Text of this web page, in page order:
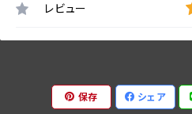
レビュー
保存 シェア